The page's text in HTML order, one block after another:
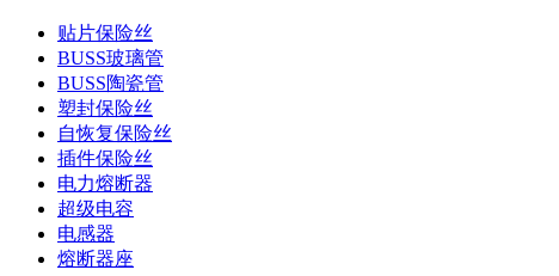
贴片保险丝
BUSS玻璃管
BUSS陶瓷管
塑封保险丝
自恢复保险丝
插件保险丝
电力熔断器
超级电容
电感器
熔断器座